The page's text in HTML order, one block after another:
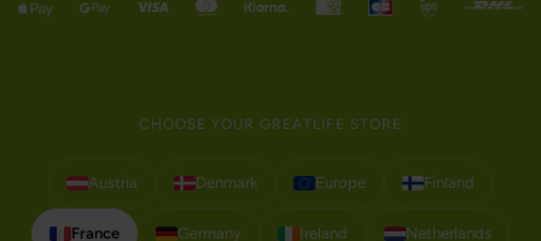
CHOOSE YOUR GREATLIFE STORE
Austria Denmark Europe Finland
France Germany Ireland Netherlands